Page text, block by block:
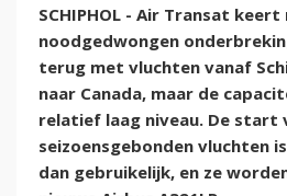
SCHIPHOL - Air Transat keert
noodgedwongen
terug met vluchten vanaf
naar Canada, maar de
relatief laag niveau. De start
seizoensgebonden vluchten
dan gebruikelijk, en ze